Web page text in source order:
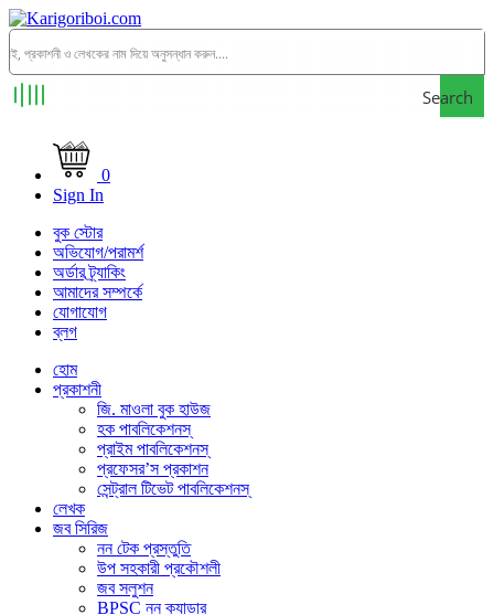
Search
0
Sign In
বুক স্টোর
অভিযোগ/পরামর্শ
অর্ডার ট্র্যাকিং
আমাদের সম্পর্কে
যোগাযোগ
ব্লগ
হোম
প্রকাশনী
জি. মাওলা বুক হাউজ
হক পাবলিকেশনস্
প্রাইম পাবলিকেশনস্
প্রফেসর’স প্রকাশন
সেন্ট্রাল টিভেট পাবলিকেশনস্
লেখক
জব সিরিজ
নন টেক প্রস্তুতি
উপ সহকারী প্রকৌশলী
জব সলুশন
BPSC নন ক্যাডার